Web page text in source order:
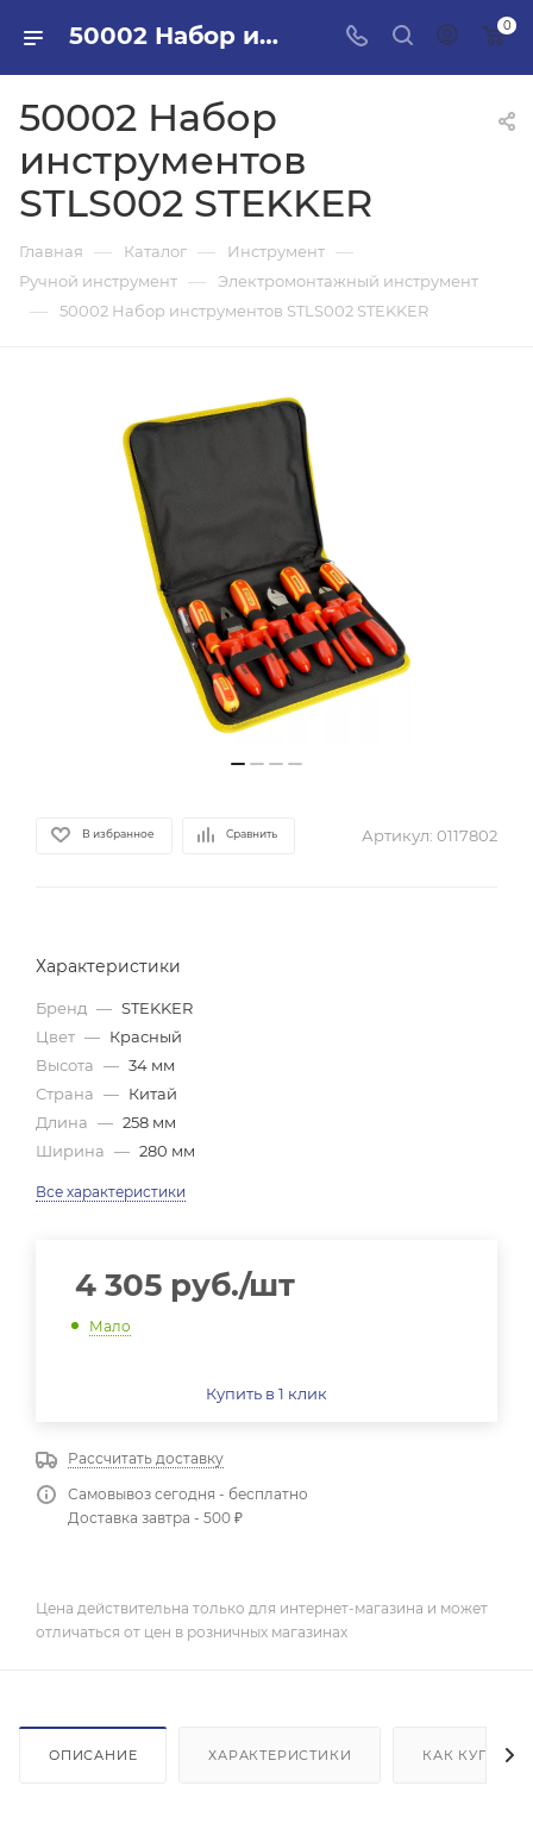
50002 Набор инструментов STLS002 STEKKER в ПИЛОН — купить стройматериалы в интернет-магазине ПИЛОН с доставкой оптом и в розницу 0
50002 Набор
инструментов
STLS002 STEKKER
Главная — Каталог — Инструмент —
Ручной инструмент — Электромонтажный инструмент
— 50002 Набор инструментов STLS002 STEKKER
В избранное Сравнить Артикул: 0117802
Характеристики
Бренд — STEKKER
Цвет — Красный
Высота — 34 мм
Страна — Китай
Длина — 258 мм
Ширина — 280 мм
Все характеристики
4 305 руб./шт
Мало
Купить в 1 клик
Рассчитать доставку
Самовывоз сегодня - бесплатно
Доставка завтра - 500 ₽
Цена действительна только для интернет-магазина и может
отличаться от цен в розничных магазинах
ОПИСАНИЕ ХАРАКТЕРИСТИКИ КАК КУПИТЬ